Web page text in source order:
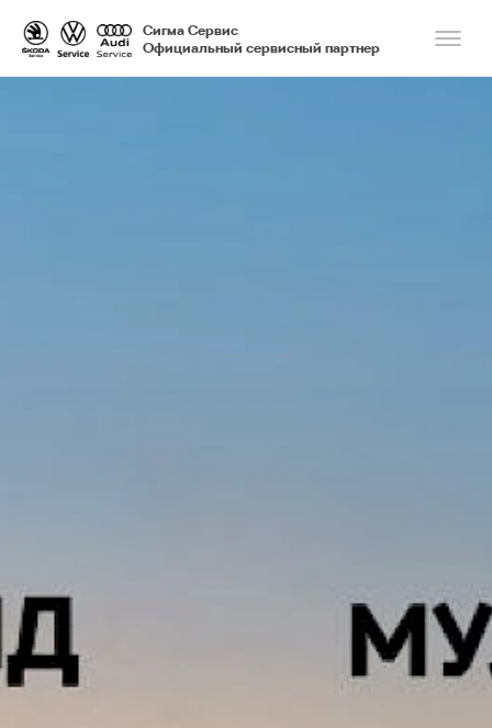
Сигма Сервис
Официальный сервисный партнер